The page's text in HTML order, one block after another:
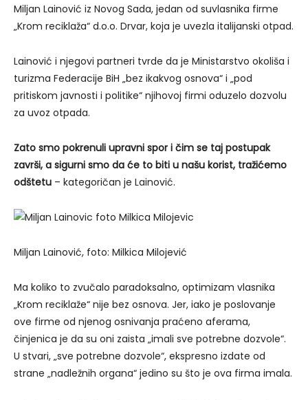
Miljan Lainović iz Novog Sada, jedan od suvlasnika firme
„Krom reciklaža“ d.o.o. Drvar, koja je uvezla italijanski otpad.
Lainović i njegovi partneri tvrde da je Ministarstvo okoliša i
turizma Federacije BiH „bez ikakvog osnova“ i „pod
pritiskom javnosti i politike“ njihovoj firmi oduzelo dozvolu
za uvoz otpada.
Zato smo pokrenuli upravni spor i čim se taj postupak
završi, a sigurni smo da će to biti u našu korist, tražićemo
odštetu – kategoričan je Lainović.
Miljan Lainović, foto: Milkica Milojević
Ma koliko to zvučalo paradoksalno, optimizam vlasnika
„Krom reciklaže“ nije bez osnova. Jer, iako je poslovanje
ove firme od njenog osnivanja praćeno aferama,
činjenica je da su oni zaista „imali sve potrebne dozvole“.
U stvari, „sve potrebne dozvole“, ekspresno izdate od
strane „nadležnih organa“ jedino su što je ova firma imala.